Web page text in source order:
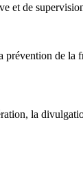
et de
prévention de la
la